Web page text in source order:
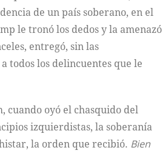
de un país soberano, en el
le tronó los dedos y la amenazó
entregó, sin las
todos los delincuentes que le
cuando oyó el chasquido del
izquierdistas, la soberanía
la orden que recibió. Bien